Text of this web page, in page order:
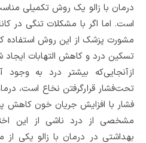
درمان با زالو یک روش تکمیلی
است. اما اگر با مشکلات تنگی در
مشورت پزشک از این روش استفاده
تسکین درد و کاهش التهابات
ازآنجایی‌که بیشتر درد به
تحت‌فشار قرارگرفتن نخاع است،
فشار با افزایش جریان خون کاهش
مشخصی از درد ناشی از این
بهداشتی در درمان با زالو یکی